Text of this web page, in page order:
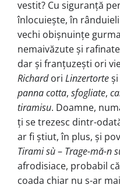
vestit? Cu siguranță
înlocuiește, în
vechi obișnuințe
nemaivăzute și
dar și franțuzești ori
Richardori Linzertorteși
panna cotta, sfogliate,
tiramisu. Doamne,
ți se trezesc dintr-
ar fi știut, în plus, și
Tirami sù– Trage-mă-n
afrodisiace, probabil
coada chiar nu s-ar